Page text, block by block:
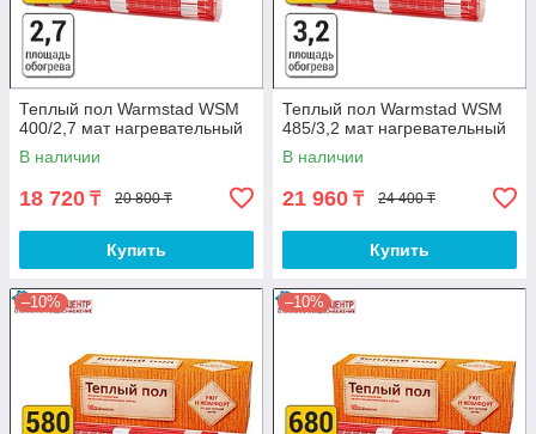
Теплый пол Warmstad WSM
400/2,7 мат нагревательный
В наличии
18 720 ₸ 20 800 ₸
Купить
Теплый пол Warmstad WSM
485/3,2 мат нагревательный
В наличии
21 960 ₸ 24 400 ₸
Купить
–10% –10%